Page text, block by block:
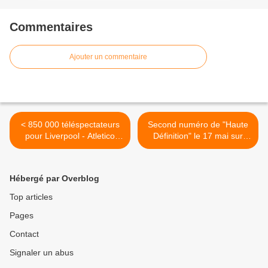
Commentaires
Ajouter un commentaire
< 850 000 téléspectateurs
pour Liverpool - Atletico
Madrid sur W9
Second numéro de "Haute
Définition" le 17 mai sur
TF1 >
Hébergé par Overblog
Top articles
Pages
Contact
Signaler un abus